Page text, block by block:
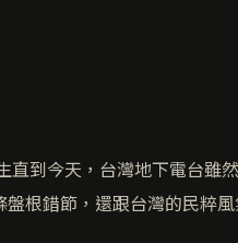
到今天，台灣地下電台雖
根錯節，還跟台灣的民粹風